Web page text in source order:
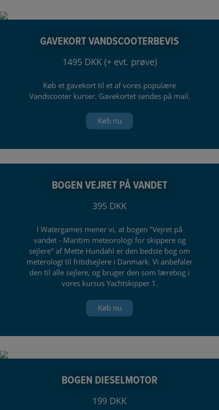
GAVEKORT VANDSCOOTERBEVIS
1495 DKK (+ evt. prøve)
Køb et gavekort til et af vores populære
Vandscooter kurser. Gavekortet sendes på mail.
Køb nu
BOGEN VEJRET PÅ VANDET
395 DKK
I Watergames mener vi, at bogen "Vejret på
vandet - Maritim meteorologi for skippere og
sejlere" af Mette Hundahl er den bedste bog om
meterologi til fritidsejlere i Danmark. Vi anbefaler
den til alle sejlere, og bruger den som lærebog i
vores kursus Yachtskipper 1.
Køb nu
BOGEN DIESELMOTOR
199 DKK